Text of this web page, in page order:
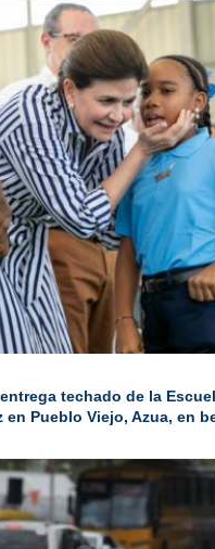
techado de la
en Pueblo Viejo, Azua, en